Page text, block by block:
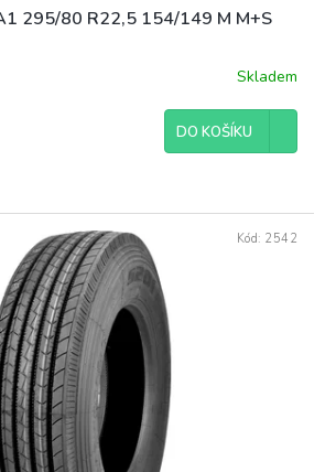
295/80 R22,5 154/149 M M+S
Skladem
DO KOŠÍKU
Kód: 2542